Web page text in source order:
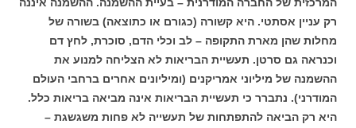
רק עניין אסתטי. היא קשורה (כגורם או כתוצאה) בשורה של
מחלות שהן מארת התקופה – לב וכלי הדם, סוכרת, לחץ דם
וכנראה גם סרטן. תעשיית הבריאות לא הצליחה למנוע את
ההשמנה של מיליוני אמריקנים (ומיליונים אחרים ברחבי העולם
המודרני). נתברר כי תעשיית הבריאות אינה מביאה בריאות כלל.
היא רק הביאה להתפתחות של תעשייה לא פחות משגשגת –